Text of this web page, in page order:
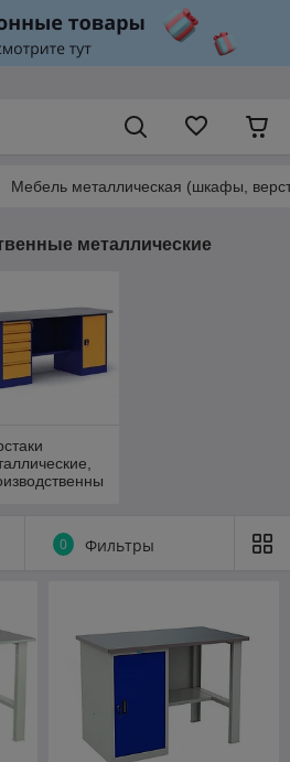
Мебель металлическая (шкафы,
металлические
0 Фильтры